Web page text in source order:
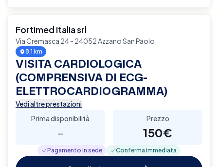
Fortimed Italia srl
Via Cremasca 24 - 24052 Azzano San Paolo
8.1 km
VISITA CARDIOLOGICA
(COMPRENSIVA DI ECG-
ELETTROCARDIOGRAMMA)
Vedi altre prestazioni
Prima disponibilità
-
Prezzo
150€
Pagamento in sede Conferma immediata